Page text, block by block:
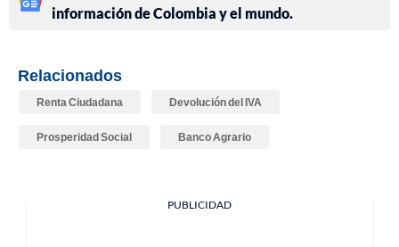
información de Colombia y el mundo.
Relacionados
Renta Ciudadana Devolución del IVA
Prosperidad Social Banco Agrario
PUBLICIDAD